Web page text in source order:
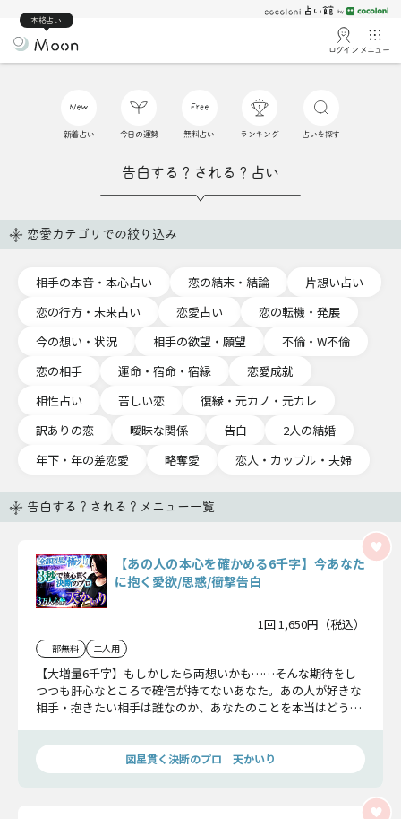
本格占い
ログイン メニュー
新着占い 今日の運勢 無料占い ランキング 占いを探す
告白する？される？占い
恋愛カテゴリでの絞り込み
相手の本音・本心占い 恋の結末・結論
片想い占い
恋の行方・未来占い
恋愛占い
恋の転機・発展
今の想い・状況
相手の欲望・願望
不倫・W不倫
恋の相手
運命・宿命・宿縁
恋愛成就
相性占い
苦しい恋
復縁・元カノ・元カレ
訳ありの恋
曖昧な関係 告白
2人の結婚
年下・年の差恋愛
略奪愛 恋人・カップル・夫婦
告白する？される？メニュー一覧
【あの人の本心を確かめる6千字】今あなた
に抱く愛欲/思惑/衝撃告白
1回 1,650円（税込）
一部無料 二人用
【大増量6千字】もしかしたら両想いかも……そんな期待をし
つつも肝心なところで確信が持てないあなた。あの人が好きな
相手・抱きたい相手は誰なのか、あなたのことを本当はどう思
図星貫く決断のプロ 天かいり